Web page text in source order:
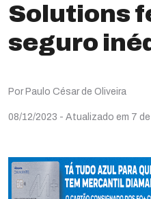
Solutions
seguro
Por Paulo César de Oliveira
08/12/2023 - Atualizado em 7